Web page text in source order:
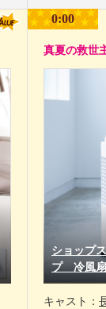
0:00
真夏の救世
ショップ
プ 冷風扇
キャスト：